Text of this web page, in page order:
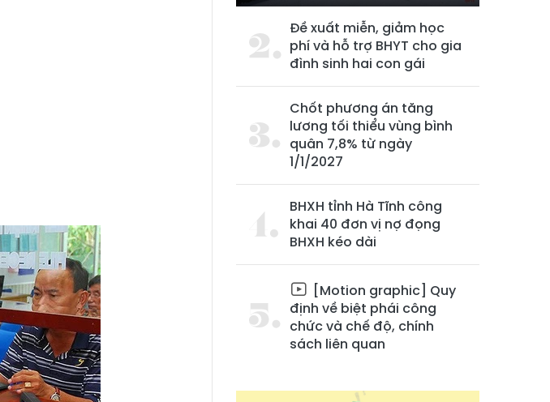
Đề xuất miễn, giảm học
phí và hỗ trợ BHYT cho gia
đình sinh hai con gái
Chốt phương án tăng
lương tối thiểu vùng bình
quân 7,8% từ ngày
1/1/2027
BHXH tỉnh Hà Tĩnh công
khai 40 đơn vị nợ đọng
BHXH kéo dài
[Motion graphic] Quy
định về biệt phái công
chức và chế độ, chính
sách liên quan